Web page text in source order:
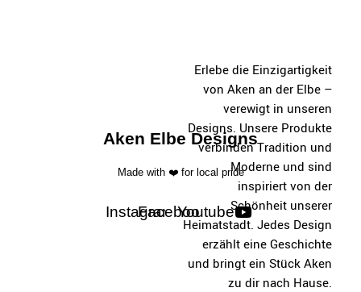
Aken Elbe Designs
Made with ❤️ for local pride
Instagram
Facebook
Youtube
Erlebe die Einzigartigkeit
von Aken an der Elbe –
verewigt in unseren
Designs. Unsere Produkte
verbinden Tradition und
Moderne und sind
inspiriert von der
Schönheit unserer
Heimatstadt. Jedes Design
erzählt eine Geschichte
und bringt ein Stück Aken
zu dir nach Hause.